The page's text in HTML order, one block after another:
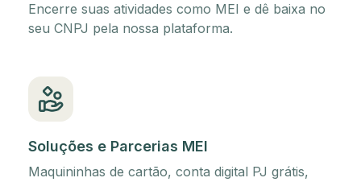
Encerre suas atividades como MEI e dê baixa no
seu CNPJ pela nossa plataforma.
Soluções e Parcerias MEI
Maquininhas de cartão, conta digital PJ grátis,